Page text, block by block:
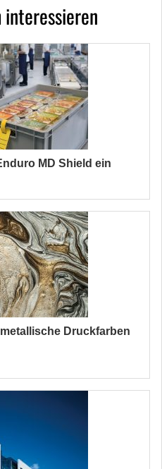
interessieren
MD Shield ein
Druckfarben